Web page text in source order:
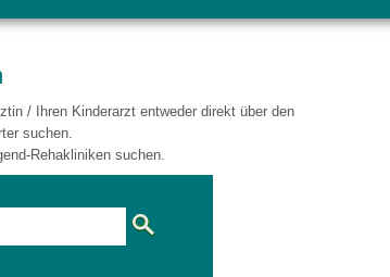
oft?
/ Ihren Kinderarzt entweder direkt über den
suchen.
Rehakliniken suchen.